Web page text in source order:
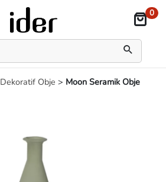
0
Dekoratif Obje > Moon Seramik Obje